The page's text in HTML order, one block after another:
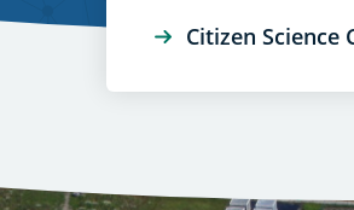
Citizen Science